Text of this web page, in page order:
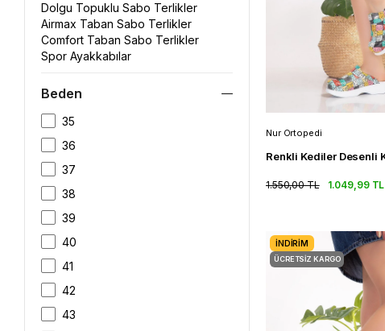
Dolgu Topuklu Sabo Terlikler
Airmax Taban Sabo Terlikler
Comfort Taban Sabo Terlikler
Spor Ayakkabılar
Beden
35
36
37
38
39
40
41
42
43
Nur Ortopedi
1.049,99 TL
1.550,00 TL
İNDIRIM
ÜCRETSIZ KARGO